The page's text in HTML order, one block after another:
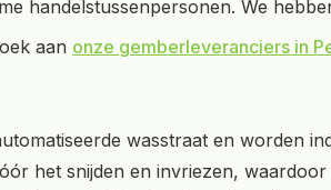
handelstussenpersonen. We
aan onze gemberleveranciers in
wasstraat en worden
het snijden en invriezen,